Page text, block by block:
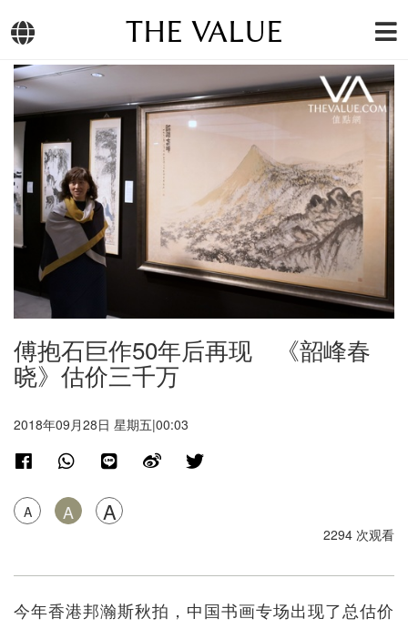
THE VALUE
傅抱石巨作50年后再现 《韶峰春
晓》估价三千万
2018年09月28日 星期五|00:03
A A A
2294 次观看
今年香港邦瀚斯秋拍，中国书画专场出现了总估价